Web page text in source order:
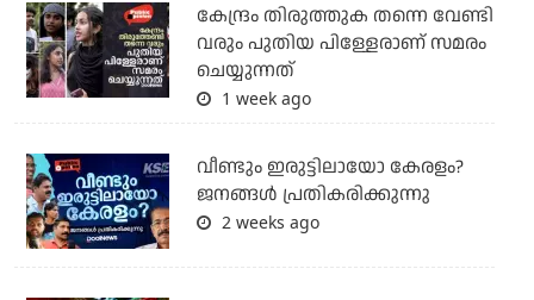
കേന്ദ്രം തിരുത്തുക തന്നെ വേണ്ടി
വരും പുതിയ പിള്ളേരാണ് സമരം
ചെയ്യുന്നത്
1 week ago
വീണ്ടും ഇരുട്ടിലായോ കേരളം?
ജനങ്ങൾ പ്രതികരിക്കുന്നു
2 weeks ago